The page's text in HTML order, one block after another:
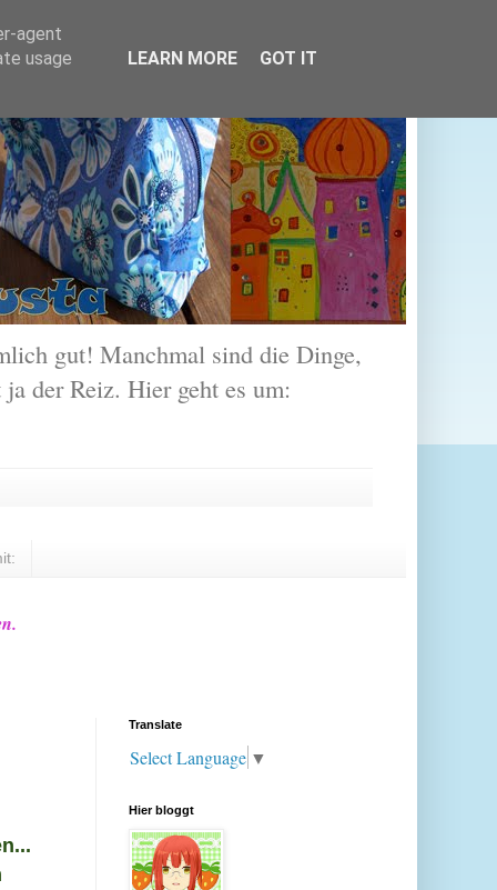
gut! Manchmal sind die Dinge,
der Reiz. Hier geht es um:
Translate
Select Language ▼
Hier bloggt
agent
usage
LEARN MORE GOT IT